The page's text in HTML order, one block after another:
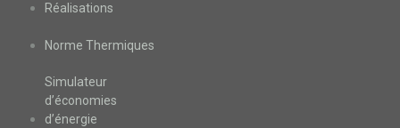
Réalisations
Norme Thermiques
Simulateur
d’économies
d’énergie